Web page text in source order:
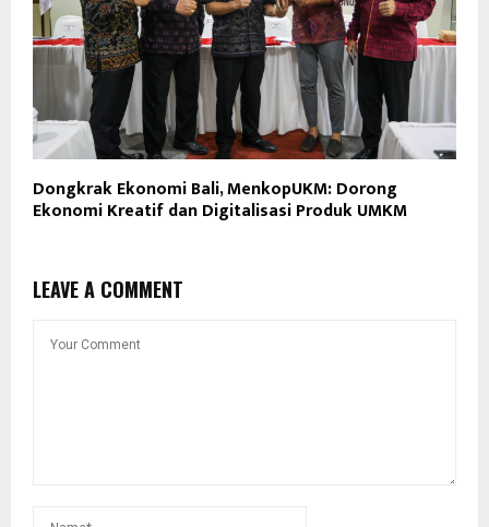
Dongkrak Ekonomi Bali, MenkopUKM: Dorong
Ekonomi Kreatif dan Digitalisasi Produk UMKM
LEAVE A COMMENT